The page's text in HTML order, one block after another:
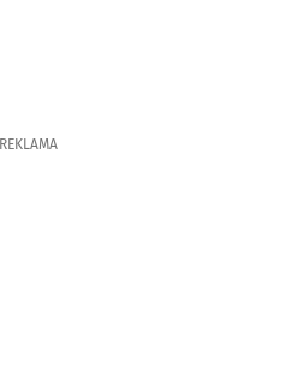
REKLAMA